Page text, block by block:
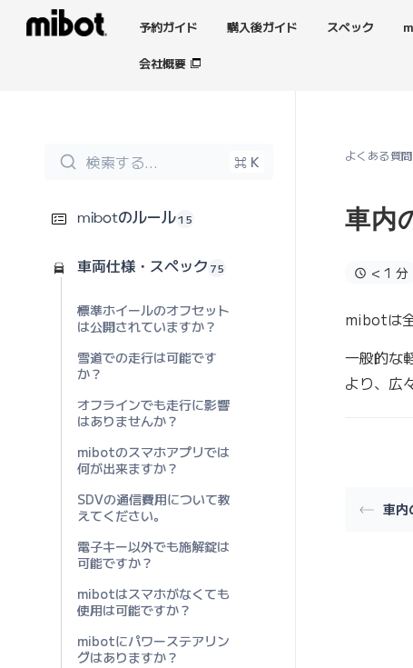
予約ガイド 購入後ガイド スペック
会社概要
検索する... ⌘ K
mibotのルール15
車両仕様・スペック 75
標準ホイールのオフセット
は公開されていますか？
雪道での走行は可能です
か？
オフラインでも走行に影響
はありませんか？
mibotのスマホアプリでは
何が出来ますか？
SDVの通信費用について教
えてください。
電子キー以外でも施解錠は
可能ですか？
mibotはスマホがなくても
使用は可能ですか？
mibotにパワーステアリン
グはありますか？
よくある質問
車内
< 1 分
mibotは
一般的な
より、広
車内